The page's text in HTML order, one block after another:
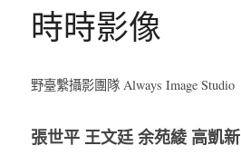
時時影像
野臺繫攝影團隊 Always Image Studio
張世平 王文廷 余苑綾 高凱新